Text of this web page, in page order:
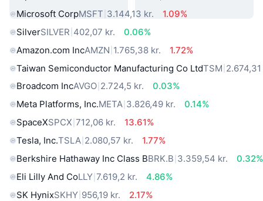
Microsoft CorpMSFT 3.144,13 kr.
1.09%
SilverSILVER 402,07 kr.
0.06%
Amazon.com IncAMZN 1.765,38 kr.
1.72%
Taiwan Semiconductor Manufacturing Co LtdTSM
Broadcom IncAVGO 2.724,5 kr.
0.03%
Meta Platforms, Inc.META 3.826,49 kr.
0.14%
SpaceXSPCX 712,06 kr.
13.61%
Tesla, Inc.TSLA 2.080,57 kr.
1.77%
Berkshire Hathaway Inc Class BBRK.B 3.359,54 kr.
0.32%
Eli Lilly And CoLLY 7.619,2 kr.
4.86%
SK HynixSKHY 956,19 kr.
2.17%